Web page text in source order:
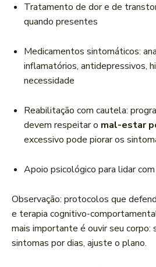
Tratamento de dor e de
quando presentes
Medicamentos sintomáticos:
inflamatórios, antidepressivos,
necessidade
Reabilitação com cautela:
devem respeitar o mal-estar
excessivo pode piorar os
Apoio psicológico para lidar
Observação: protocolos que
e terapia cognitivo-
mais importante é ouvir seu corpo:
sintomas por dias, ajuste o plano.